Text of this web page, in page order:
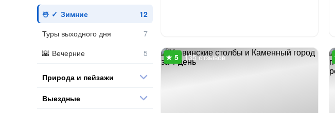
135 отзывов
Зимние
Туры выходного дня
Вечерние
Природа и пейзажи
Выездные